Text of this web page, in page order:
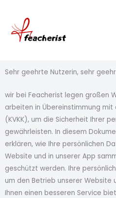
springen
Sehr geehrte Nutzerin, sehr
wir bei Feacherist legen großen
arbeiten in Übereinstimmung
(KVKK), um die Sicherheit Ihrer
gewährleisten. In diesem
erklären, wie Ihre persönlichen
Website und in unserer App
geschützt werden. Ihre
um den Betrieb unserer Website
Ihnen einen besseren Service